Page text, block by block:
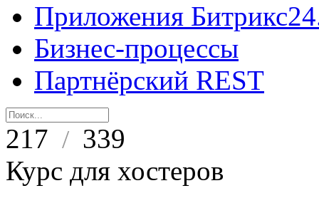
Приложения
Бизнес-процессы
Партнёрский REST
217 / 339
Курс для хостеров